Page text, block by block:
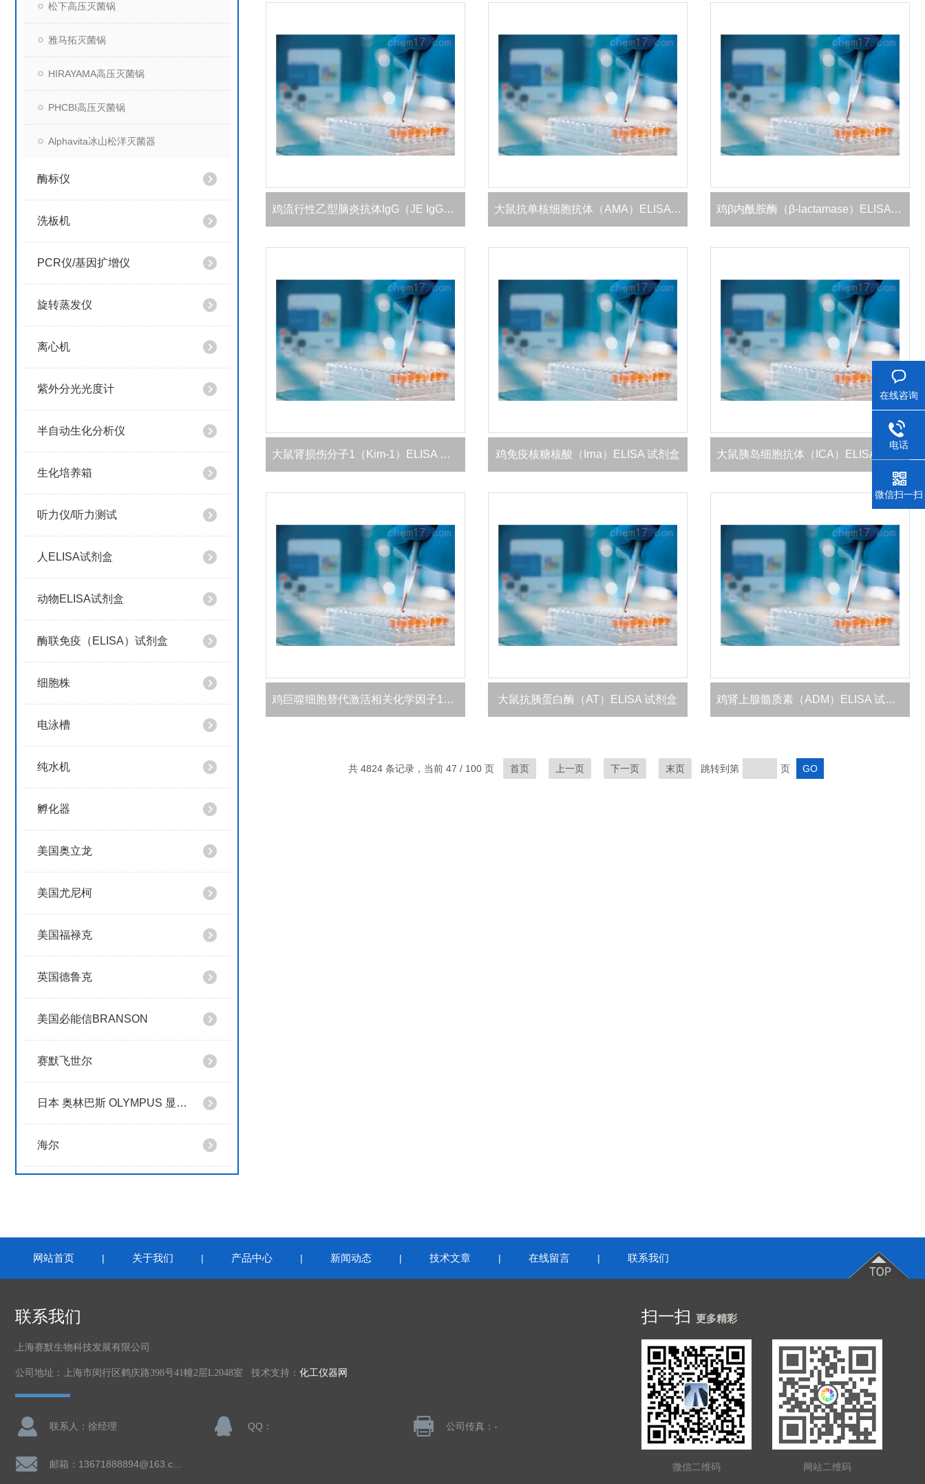
松下高压灭菌锅
雅马拓灭菌锅
HIRAYAMA高压灭菌锅
PHCBI高压灭菌锅
Alphavita冰山松洋灭菌器
酶标仪
洗板机
PCR仪/基因扩增仪
旋转蒸发仪
离心机
紫外分光光度计
半自动生化分析仪
生化培养箱
听力仪/听力测试
人ELISA试剂盒
动物ELISA试剂盒
酶联免疫（ELISA）试剂盒
细胞株
电泳槽
纯水机
孵化器
美国奥立龙
美国尤尼柯
美国福禄克
英国德鲁克
美国必能信BRANSON
赛默飞世尔
日本 奥林巴斯 OLYMPUS 显微镜
海尔
鸡流行性乙型脑炎抗体IgG（JE IgG）ELISA 试剂盒 大鼠抗单核细胞抗体（AMA）ELISA 试剂盒 鸡β内酰胺酶（β-lactamase）ELISA 试剂盒
大鼠肾损伤分子1（Kim-1）ELISA 试剂盒 鸡免疫核糖核酸（Irna）ELISA 试剂盒
鸡巨噬细胞替代激活相关化学因子1（AmAC-1）ELISA 试剂盒 大鼠抗胰蛋白酶（AT）ELISA 试剂盒 鸡肾上腺髓质素（ADM）ELISA 试剂盒
共 4824 条记录，当前 47 / 100 页 首页 上一页 下一页 末页 跳转到第 页
网站首页 | 关于我们 | 产品中心 | 新闻动态 | 技术文章 | 在线留言 | 联系我们
联系我们
上海赛默生物科技发展有限公司
公司地址：上海市闵行区鹤庆路398号41幢2层L2048室 技术支持： 化工仪器网
联系人：徐经理 QQ： 公司传真：-
扫一扫 更多精彩
微信二维码 网站二维码
在线咨询
电话
微信扫一扫